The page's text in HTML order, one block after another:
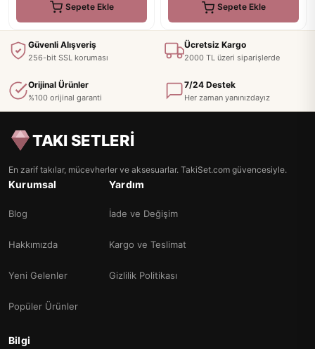
Sepete Ekle Sepete Ekle
Güvenli Alışveriş
256-bit SSL koruması
Ücretsiz Kargo
2000 TL üzeri siparişlerde
Orijinal Ürünler
%100 orijinal garanti
7/24 Destek
Her zaman yanınızdayız
TAKI SETLERİ
En zarif takılar, mücevherler ve aksesuarlar. TakiSet.com güvencesiyle.
Kurumsal
Blog
Hakkımızda
Yeni Gelenler
Popüler Ürünler
Yardım
İade ve Değişim
Kargo ve Teslimat
Gizlilik Politikası
Bilgi